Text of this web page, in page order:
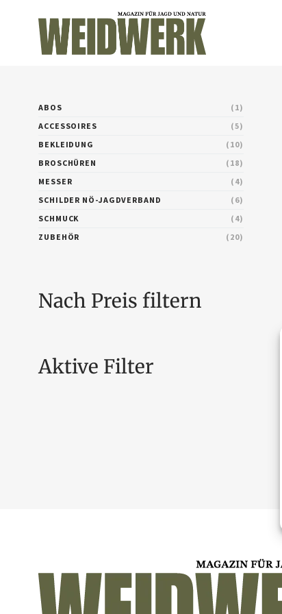
ABOS
1
ACCESSOIRES
5
BEKLEIDUNG
10
BROSCHÜREN
18
MESSER
4
SCHILDER NÖ-JAGDVERBAND
6
SCHMUCK
4
ZUBEHÖR
20
Nach Preis filtern
Aktive Filter